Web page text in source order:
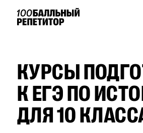
КУРСЫ
К ЕГЭ ПО
ДЛЯ 10
ЦЕЛЬ
Средняя школа ЕГЭ
Курсы 26-27 год
КЛАСС